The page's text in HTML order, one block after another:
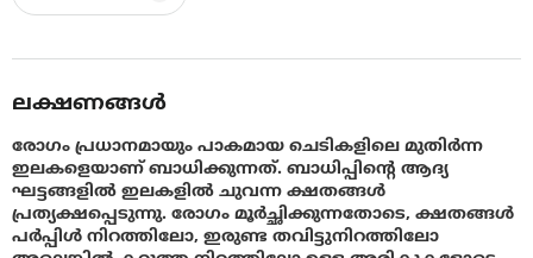
ലക്ഷണങ്ങൾ
രോഗം പ്രധാനമായും പാകമായ ചെടികളിലെ മുതിര്‍ന്ന
ഇലകളെയാണ് ബാധിക്കുന്നത്. ബാധിപ്പിൻ്റെ ആദ്യ
ഘട്ടങ്ങളിൽ ഇലകളിൽ ചുവന്ന ക്ഷതങ്ങൾ
പ്രത്യക്ഷപ്പെടുന്നു. രോഗം മൂർച്ഛിക്കുന്നതോടെ, ക്ഷതങ്ങൾ
പർപ്പിൾ നിറത്തിലോ, ഇരുണ്ട തവിട്ടുനിറത്തിലോ